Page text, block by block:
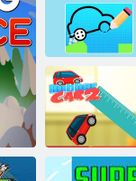
Transporto
priemonės
factory
Nupiešk savo
automobilį